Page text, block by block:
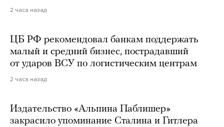
2 часа назад
ЦБ РФ рекомендовал банкам поддержать
малый и средний бизнес, пострадавший
от ударов ВСУ по логистическим центрам
2 часа назад
Издательство «Альпина Паблишер»
закрасило упоминание Сталина и Гитлера